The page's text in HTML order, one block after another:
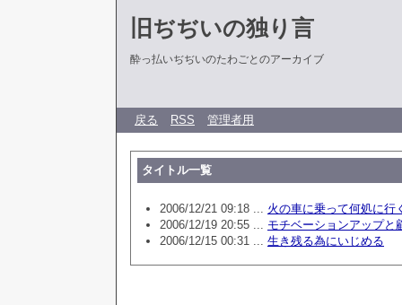
旧ぢぢいの独り言
酔っ払いぢぢいのたわごとのアーカイブ
戻る RSS 管理者用
タイトル一覧
2006/12/21 09:18 ... 火の車に乗って何処に行
2006/12/19 20:55 ... モチベーションアップと
2006/12/15 00:31 ... 生き残る為にいじめる